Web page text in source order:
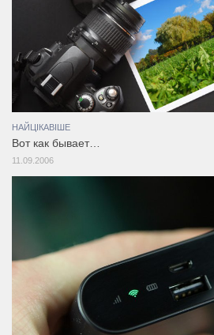
НАЙЦІКАВІШЕ
Вот как бывает…
11.09.2006